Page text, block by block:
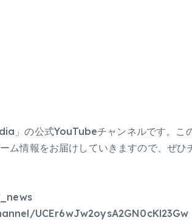
」の公式YouTubeチャンネルです。こ
ム情報をお届けしていきますので、ぜひ
UCEr6wJw2oysA2GN0cKl23Gw